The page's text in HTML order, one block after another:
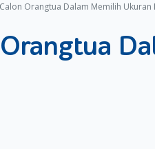
Orangtua Dalam Memilih Ukuran